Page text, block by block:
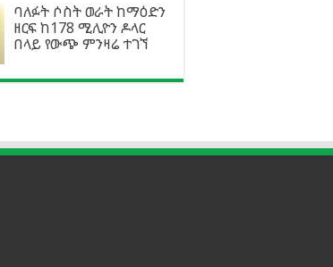
ባለፉት ሶስት ወራት ከማዕድን
ዘርፍ ከ178 ሚሊዮን ዶላር
በላይ የውጭ ምንዛሬ ተገኘ